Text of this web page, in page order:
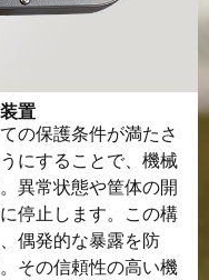
置
の保護条件が満たさ
にすることで、機械
異常状態や筐体の開
停止します。この構
偶発的な暴露を防
その信頼性の高い機